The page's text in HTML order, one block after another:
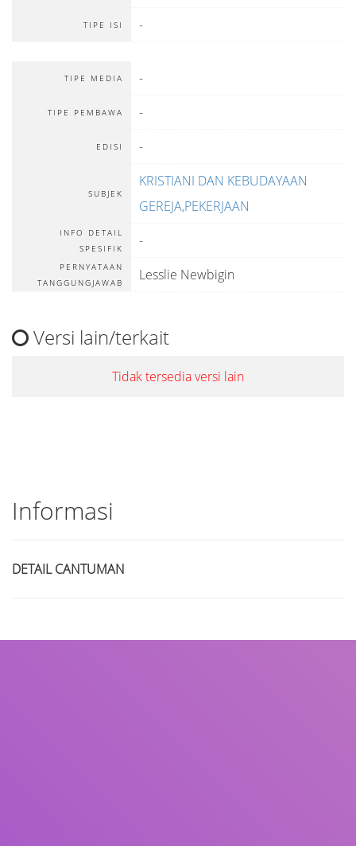
TIPE ISI -
TIPE MEDIA -
TIPE PEMBAWA -
EDISI -
SUBJEK
KRISTIANI DAN KEBUDAYAAN
GEREJA,PEKERJAAN
INFO DETAIL
SPESIFIK
-
PERNYATAAN
TANGGUNGJAWAB
Lesslie Newbigin
Versi lain/terkait
Tidak tersedia versi lain
Informasi
DETAIL CANTUMAN